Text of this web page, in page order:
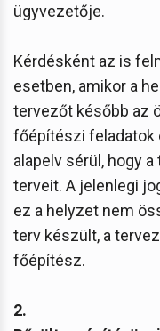
ügyvezetője.
Kérdésként az is
esetben, amikor a
tervezőt később az
főépítészi feladatok
alapelv sérül, hogy
terveit. A jelenlegi
ez a helyzet nem
terv készült, a
főépítész.
2.